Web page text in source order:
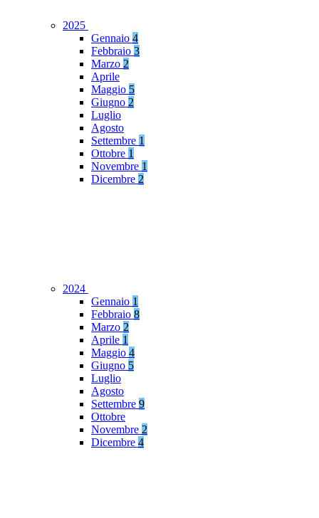
2025
Gennaio 4
Febbraio 3
Marzo 2
Aprile
Maggio 5
Giugno 2
Luglio
Agosto
Settembre 1
Ottobre 1
Novembre 1
Dicembre 2
2024
Gennaio 1
Febbraio 8
Marzo 2
Aprile 1
Maggio 4
Giugno 5
Luglio
Agosto
Settembre 9
Ottobre
Novembre 2
Dicembre 4